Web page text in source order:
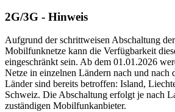
2G/3G - Hinweis
Aufgrund der schrittweisen Abschaltung
Mobilfunknetze kann die Verfügbarkeit
eingeschränkt sein. Ab dem 01.01.2026
Netze in einzelnen Ländern nach und nach
Länder sind bereits betroffen: Island,
Schweiz. Die Abschaltung erfolgt je nach
zuständigen Mobilfunkanbieter.